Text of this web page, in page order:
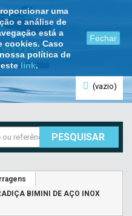
uma
e análise de
está a
cookies. Caso
política de
link.
Fechar
(vazio)
PESQUISAR
BIMINI DE AÇO INOX